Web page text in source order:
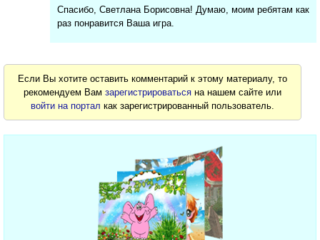
Спасибо, Светлана Борисовна! Думаю, моим ребятам как
раз понравится Ваша игра.
Если Вы хотите оставить комментарий к этому материалу, то
рекомендуем Вамзарегистрироваться на нашем сайте или
войти на портал как зарегистрированный пользователь.